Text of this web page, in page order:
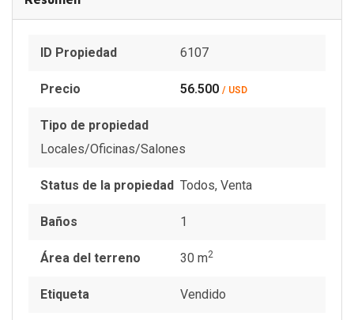
ID Propiedad 6107
Precio 56.500 / USD
Tipo de propiedad
Locales/Oficinas/Salones
Status de la propiedad Todos, Venta
Baños 1
Área del terreno 30 m2
Etiqueta Vendido